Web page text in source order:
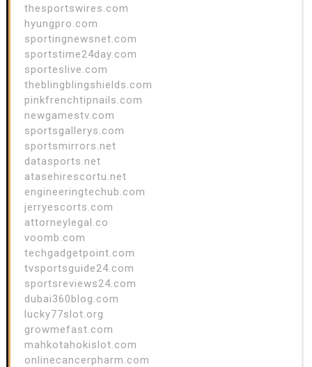
thesportswires.com
hyungpro.com
sportingnewsnet.com
sportstime24day.com
sporteslive.com
theblingblingshields.com
pinkfrenchtipnails.com
newgamestv.com
sportsgallerys.com
sportsmirrors.net
datasports.net
atasehirescortu.net
engineeringtechub.com
jerryescorts.com
attorneylegal.co
voomb.com
techgadgetpoint.com
tvsportsguide24.com
sportsreviews24.com
dubai360blog.com
lucky77slot.org
growmefast.com
mahkotahokislot.com
onlinecancerpharm.com